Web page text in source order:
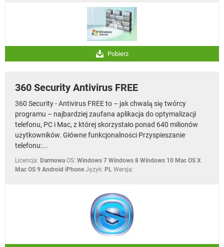
Pobierz
360 Security Antivirus FREE
360 Security - Antivirus FREE to – jak chwalą się twórcy
programu – najbardziej zaufana aplikacja do optymalizacji
telefonu, PC i Mac, z której skorzystało ponad 640 milionów
użytkowników. Główne funkcjonalności Przyspieszanie
telefonu:...
Licencja: Darmowa OS: Windows 7 Windows 8 Windows 10 Mac OS X
Mac OS 9 Android iPhone Język: PL Wersja: